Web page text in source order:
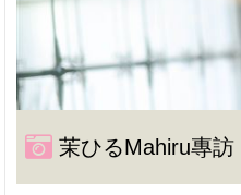
茉ひるMahiru專訪